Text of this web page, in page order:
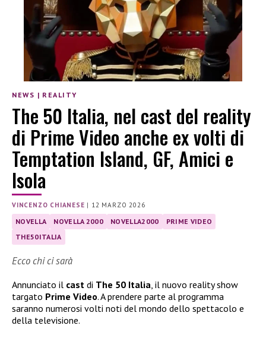
NEWS | REALITY
The 50 Italia, nel cast del reality
di Prime Video anche ex volti di
Temptation Island, GF, Amici e
Isola
VINCENZO CHIANESE | 12 MARZO 2026
NOVELLA NOVELLA 2000 NOVELLA2000
PRIME VIDEO
THE50ITALIA
Ecco chi ci sarà
Annunciato il cast di The 50 Italia , il nuovo reality show
targato Prime Video. A prendere parte al programma
saranno numerosi volti noti del mondo dello spettacolo e
della televisione.